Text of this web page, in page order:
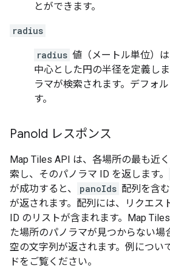
とができます。
radius
radius 値（メートル単位）
中心とした円の半径を定義し
ラマが検索されます。デフォ
す。
PanoId レスポンス
Map Tiles API は、各場所の最も近
索し、そのパノラマ ID を返します。
が成功すると、
panoIds 配列を含
が返されます。配列には、リクエス
ID のリストが含まれます。Map
た場所のパノラマが見つからない場
空の文字列が返されます。例につい
ドをご覧ください。